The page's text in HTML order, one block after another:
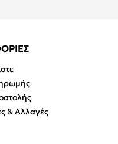
& Αλλαγές